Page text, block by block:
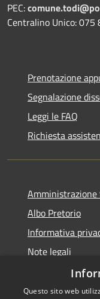
PEC:
Centralino Unico: 075
Prenotazione
Segnalazione
Leggi le FAQ
Richiesta
Albo Pretorio
Informativa
Note legali
Dichiarazione di
Questo sito web